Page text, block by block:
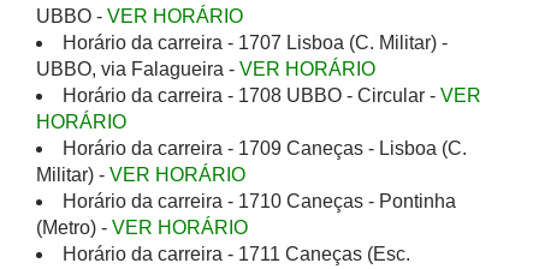
UBBO - VER HORÁRIO
Horário da carreira - 1707 Lisboa (C. Militar) -
UBBO, via Falagueira - VER HORÁRIO
Horário da carreira - 1708 UBBO - Circular - VER
HORÁRIO
Horário da carreira - 1709 Caneças - Lisboa (C.
Militar) - VER HORÁRIO
Horário da carreira - 1710 Caneças - Pontinha
(Metro) - VER HORÁRIO
Horário da carreira - 1711 Caneças (Esc.